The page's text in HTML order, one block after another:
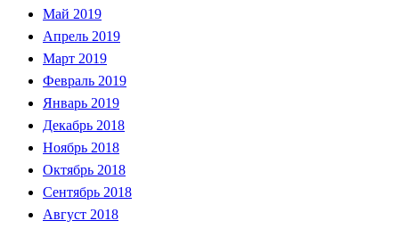
Май 2019
Апрель 2019
Март 2019
Февраль 2019
Январь 2019
Декабрь 2018
Ноябрь 2018
Октябрь 2018
Сентябрь 2018
Август 2018